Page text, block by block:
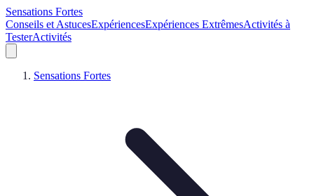
Sensations Fortes
Conseils et AstucesExpériencesExpériences ExtrêmesActivités à
TesterActivités
Sensations Fortes